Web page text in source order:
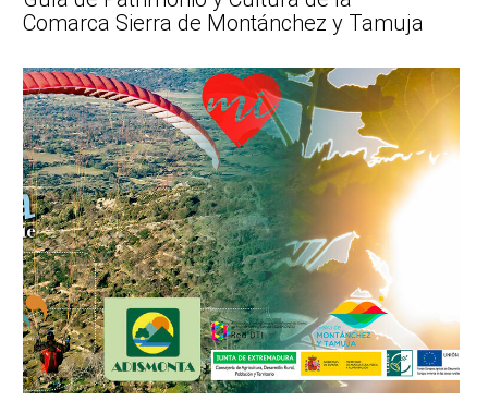
Comarca Sierra de Montánchez y Tamuja